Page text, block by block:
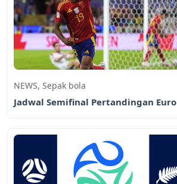
NEWS, Sepak bola
Jadwal Semifinal Pertandingan Euro